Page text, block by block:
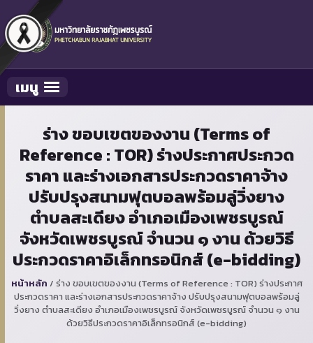
Toggle navigation
เมนู
ร่าง ขอบเขตของงาน (Terms of
Reference : TOR) ร่างประกาศประกวด
ราคา และร่างเอกสารประกวดราคาจ้าง
ปรับปรุงสนามฟุตบอลพร้อมลู่วิ่งยาง
ตำบลสะเดียง อำเภอเมืองเพชรบูรณ์
จังหวัดเพชรบูรณ์ จำนวน ๑ งาน ด้วยวิธี
ประกวดราคาอิเล็กทรอนิกส์ (e-bidding)
หน้าหลัก / ร่าง ขอบเขตของงาน (Terms of Reference : TOR) ร่างประกาศ
ประกวดราคา และร่างเอกสารประกวดราคาจ้าง ปรับปรุงสนามฟุตบอลพร้อมลู่
วิ่งยาง ตำบลสะเดียง อำเภอเมืองเพชรบูรณ์ จังหวัดเพชรบูรณ์ จำนวน ๑ งาน
ด้วยวิธีประกวดราคาอิเล็กทรอนิกส์ (e-bidding)